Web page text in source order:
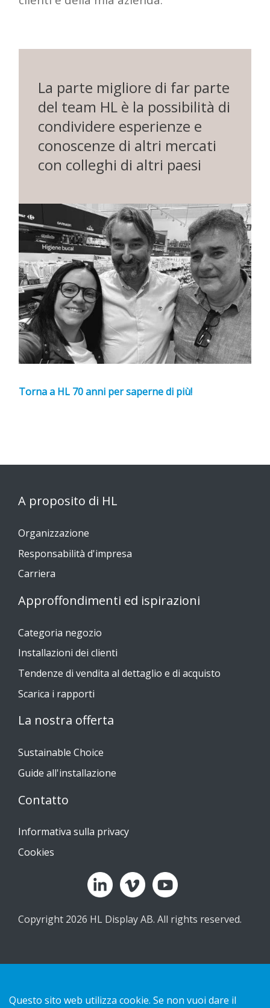
La parte migliore di far parte
del team HL è la possibilità di
condividere esperienze e
conoscenze di altri mercati
con colleghi di altri paesi
Torna a HL 70 anni per saperne di più!
A proposito di HL
Organizzazione
Responsabilità d'impresa
Carriera
Approffondimenti ed ispirazioni
Categoria negozio
Installazioni dei clienti
Tendenze di vendita al dettaglio e di acquisto
Scarica i rapporti
La nostra offerta
Sustainable Choice
Guide all'installazione
Contatto
Informativa sulla privacy
Cookies
Copyright 2026 HL Display AB. All rights reserved.
Questo sito web utilizza cookie. Se non vuoi dare il